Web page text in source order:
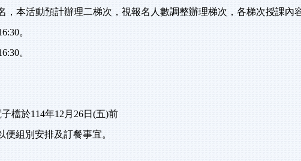
，本活動預計辦理二梯次，視報名人數調整辦理梯次，各梯次授課內
。
。
檔於114年12 月 26日 (五)前
便組別安排及訂餐事宜。